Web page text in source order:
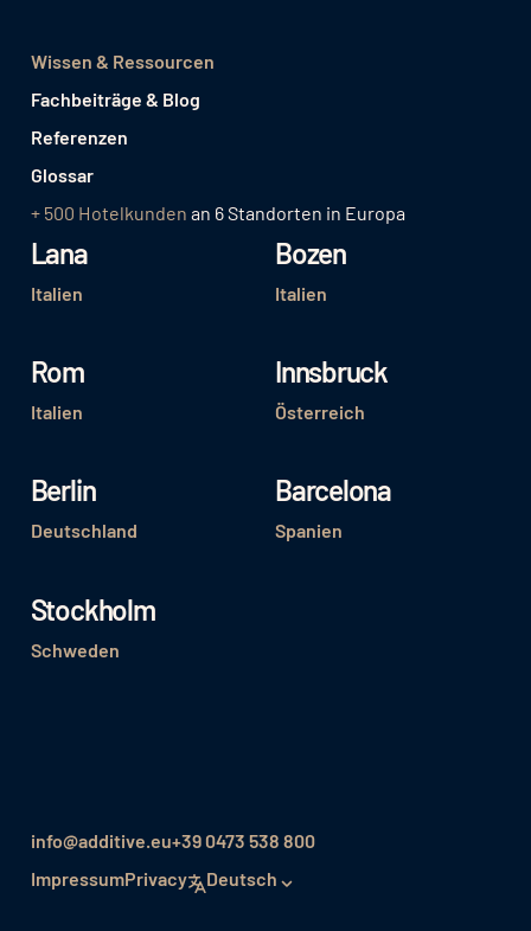
Wissen & Ressourcen
Fachbeiträge & Blog
Referenzen
Glossar
+ 500 Hotelkunden an 6 Standorten in Europa
Lana
Italien
Bozen
Italien
Rom
Italien
Innsbruck
Österreich
Berlin
Deutschland
Barcelona
Spanien
Stockholm
Schweden
info@additive.eu+39 0473 538 800
ImpressumPrivacy Deutsch